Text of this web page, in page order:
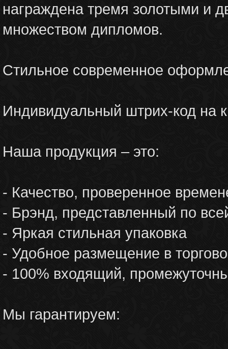
награждена тремя золотыми и
множеством дипломов.
Стильное современное
Индивидуальный штрих-код на
Наша продукция – это:
- Качество, проверенное
- Брэнд, представленный по
- Яркая стильная упаковка
- Удобное размещение в
- 100% входящий,
Мы гарантируем: